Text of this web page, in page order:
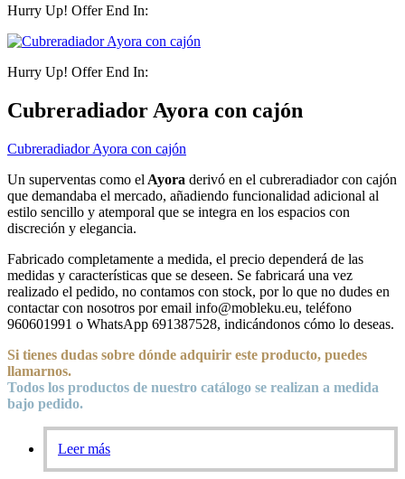
Hurry Up! Offer End In:
Hurry Up! Offer End In:
Cubreradiador Ayora con cajón
Cubreradiador Ayora con cajón
Un superventas como el Ayora derivó en el cubreradiador con cajón
que demandaba el mercado, añadiendo funcionalidad adicional al
estilo sencillo y atemporal que se integra en los espacios con
discreción y elegancia.
Fabricado completamente a medida, el precio dependerá de las
medidas y características que se deseen. Se fabricará una vez
realizado el pedido, no contamos con stock, por lo que no dudes en
contactar con nosotros por email info@mobleku.eu, teléfono
960601991 o WhatsApp 691387528, indicándonos cómo lo deseas.
Si tienes dudas sobre dónde adquirir este producto, puedes
llamarnos.
Todos los productos de nuestro catálogo se realizan a medida
bajo pedido.
Leer más